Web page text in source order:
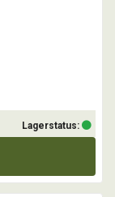
Lagerstatus: